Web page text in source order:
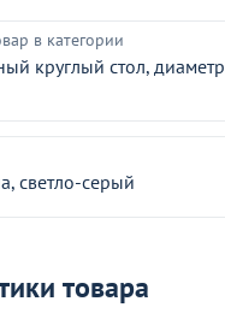
в категории
круглый стол, диаметр
светло-серый
товара